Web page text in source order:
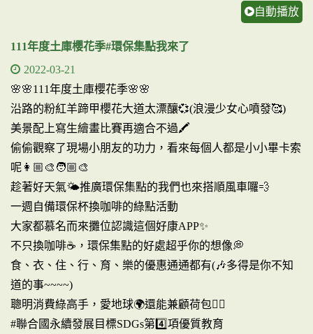
自動播放
111年度土庫櫻花季#環保集點我來了
2022-03-21
🌸🌸111年度土庫櫻花季🌸🌸
沿路的粉紅羊蹄甲櫻花大道太漂釀💞(浪漫少女心噴發🥰)
美景配上寫生繪畫比賽再適合不過🖍
偷偷觀察了現場小朋友的功力，看來每個人都是小小畢卡索
呢👩🏼‍🎨🧑🏼‍🎨
趁著好天氣🌤推廣環保集點的我們也來搭順風車囉💨
一週自備環保杯換咖啡的綠點活動
大家都慕名而來攤位認識這個好康APP✨
不只換咖啡☕️，環保集點的好處超乎你的想像💭
食、衣、住、行、育、樂的優惠通通都有(🎶多得是你不知
道的事~~~~)
聰明消費綠高手，愛地球🌍還能兼顧荷包👍🏻
#聯合國永續發展目標SDGs第4️⃣項優質教育